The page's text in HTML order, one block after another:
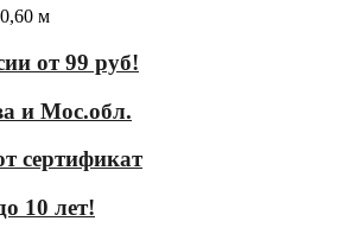
0,60 м
от 99 руб!
и Мос.обл.
сертификат
10 лет!